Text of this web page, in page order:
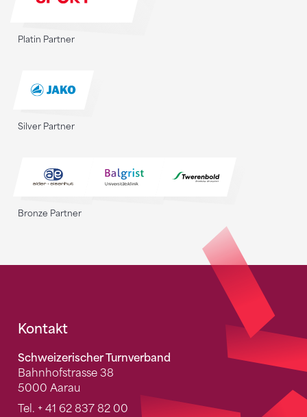
Platin Partner
Silver Partner
Bronze Partner
Fusszeile
Kontakt
Schweizerischer Turnverband
Bahnhofstrasse 38
5000 Aarau
Tel. + 41 62 837 82 00